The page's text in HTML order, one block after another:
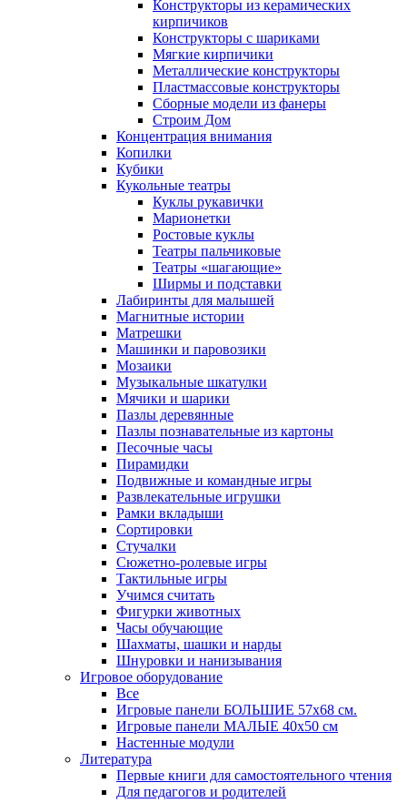
Конструкторы из керамических
кирпичиков
Конструкторы с шариками
Мягкие кирпичики
Металлические конструкторы
Пластмассовые конструкторы
Сборные модели из фанеры
Строим Дом
Концентрация внимания
Копилки
Кубики
Кукольные театры
Куклы рукавички
Марионетки
Ростовые куклы
Театры пальчиковые
Театры «шагающие»
Ширмы и подставки
Лабиринты для малышей
Магнитные истории
Матрешки
Машинки и паровозики
Мозаики
Музыкальные шкатулки
Мячики и шарики
Пазлы деревянные
Пазлы познавательные из картоны
Песочные часы
Пирамидки
Подвижные и командные игры
Развлекательные игрушки
Рамки вкладыши
Сортировки
Стучалки
Сюжетно-ролевые игры
Тактильные игры
Учимся считать
Фигурки животных
Часы обучающие
Шахматы, шашки и нарды
Шнуровки и нанизывания
Игровое оборудование
Все
Игровые панели БОЛЬШИЕ 57х68 см.
Игровые панели МАЛЫЕ 40х50 см
Настенные модули
Литература
Первые книги для самостоятельного чтения
Для педагогов и родителей